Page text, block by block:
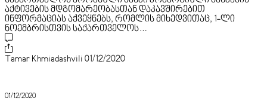
აქტივების მდგომარეობასთან დაკავშირებით
ინფორმაციას აქვეყნებს, რომლის მიხედვითაც, 1-ლი
ნოემბრისთვის საქართველოს…
Tamar Khmiadashvili 01/12/2020
01/12/2020